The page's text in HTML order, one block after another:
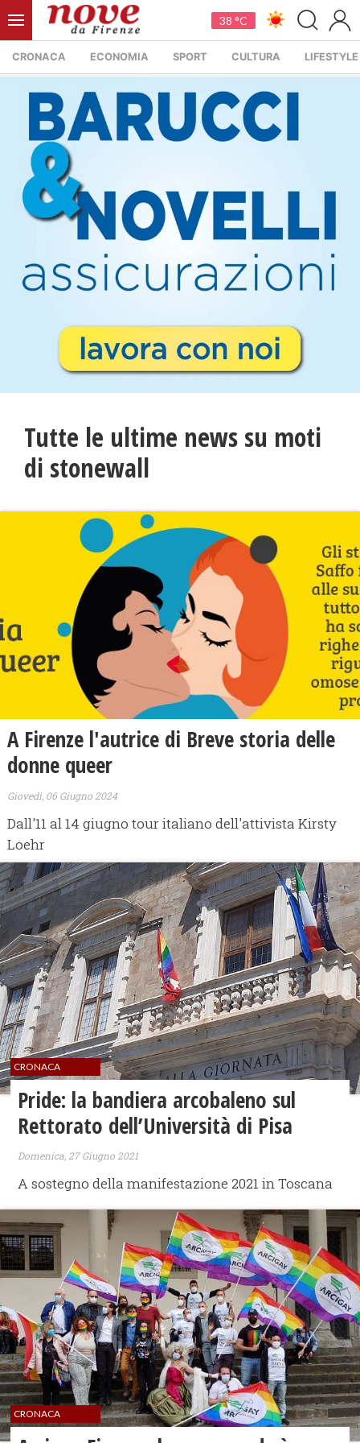
38 °C
CRONACA ECONOMIA SPORT CULTURA LIFESTYLE
Tutte le ultime news su moti
di stonewall
A Firenze l'autrice di Breve storia delle
donne queer
Giovedì, 06 Giugno 2024
Dall'11 al 14 giugno tour italiano dell'attivista Kirsty
Loehr
CRONACA
Pride: la bandiera arcobaleno sul
Rettorato dell’Università di Pisa
Domenica, 27 Giugno 2021
A sostegno della manifestazione 2021 in Toscana
CRONACA